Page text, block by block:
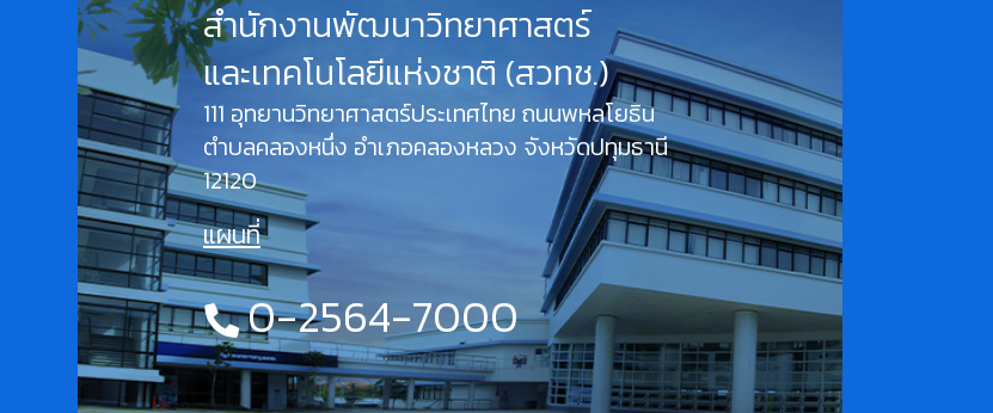
สำนักงานพัฒนาวิทยาศาสตร์
และเทคโนโลยีแห่งชาติ (สวทช.)
111 อุทยานวิทยาศาสตร์ประเทศไทย ถนนพหลโยธิน
ตำบลคลองหนึ่ง อำเภอคลองหลวง จังหวัดปทุมธานี
12120
แผนที่
0-2564-7000